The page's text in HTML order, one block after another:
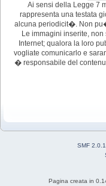
Ai sensi della Legge 7
rappresenta una testata
alcuna periodicit�. Non
Le immagini inserite,
Internet; qualora la loro
vogliate comunicarlo e
� responsabile del
SMF
Pagina creata in